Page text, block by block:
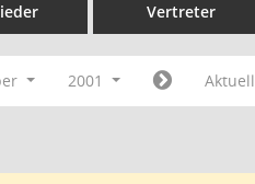
Vertreter
2001 Aktuell